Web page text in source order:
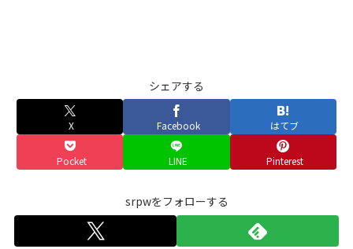
シェアする
X Facebook はてブ
Pocket LINE Pinterest
srpwをフォローする